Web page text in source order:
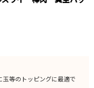
等のトッピングに最適で